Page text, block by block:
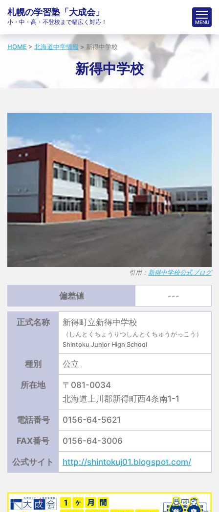
札幌の学習塾「大成会」
小・中・高・不登校まで幅広く対応！
HOME > 北海道中学情報 > 新得中学校
新得中学校
引用： 新得中学校公式ブログ
偏差値 ---
正式名称 新得町立新得中学校
（しんとくちょうりつしんとくちゅうがっこう）
Shintoku Junior High School
種別 公立
所在地
〒081-0034
北海道上川郡新得町西4条南1-1
電話番号 0156-64-5621
FAX番号 0156-64-3006
公式サイト http://shintokuj01.blogspot.com/